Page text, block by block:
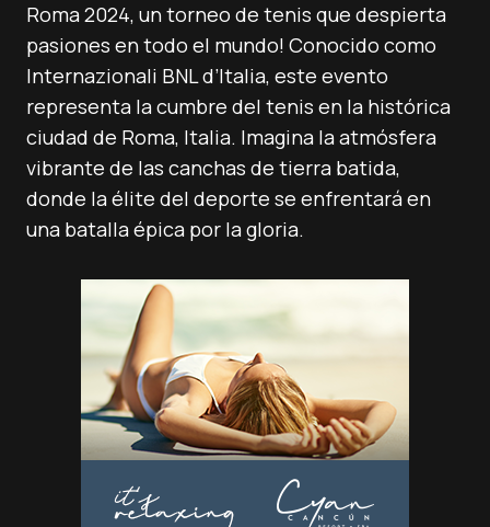
Roma 2024, un torneo de tenis que despierta
pasiones en todo el mundo! Conocido como
Internazionali BNL d’Italia, este evento
representa la cumbre del tenis en la histórica
ciudad de Roma, Italia. Imagina la atmósfera
vibrante de las canchas de tierra batida,
donde la élite del deporte se enfrentará en
una batalla épica por la gloria.